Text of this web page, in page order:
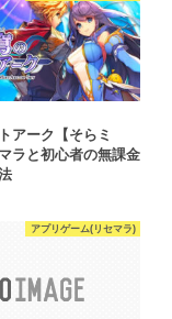
アーク【そらミ
ラと初心者の無課金
アプリゲーム(リセマラ)